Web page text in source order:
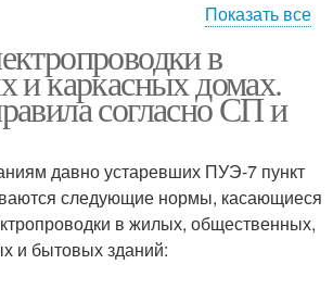
финском доме
Электрик в каркасном
доме
Показать все
в
и каркасных домах.
согласно СП и
давно устаревших ПУЭ-7 пункт
следующие нормы, касающиеся
в жилых, общественных,
и бытовых зданий: